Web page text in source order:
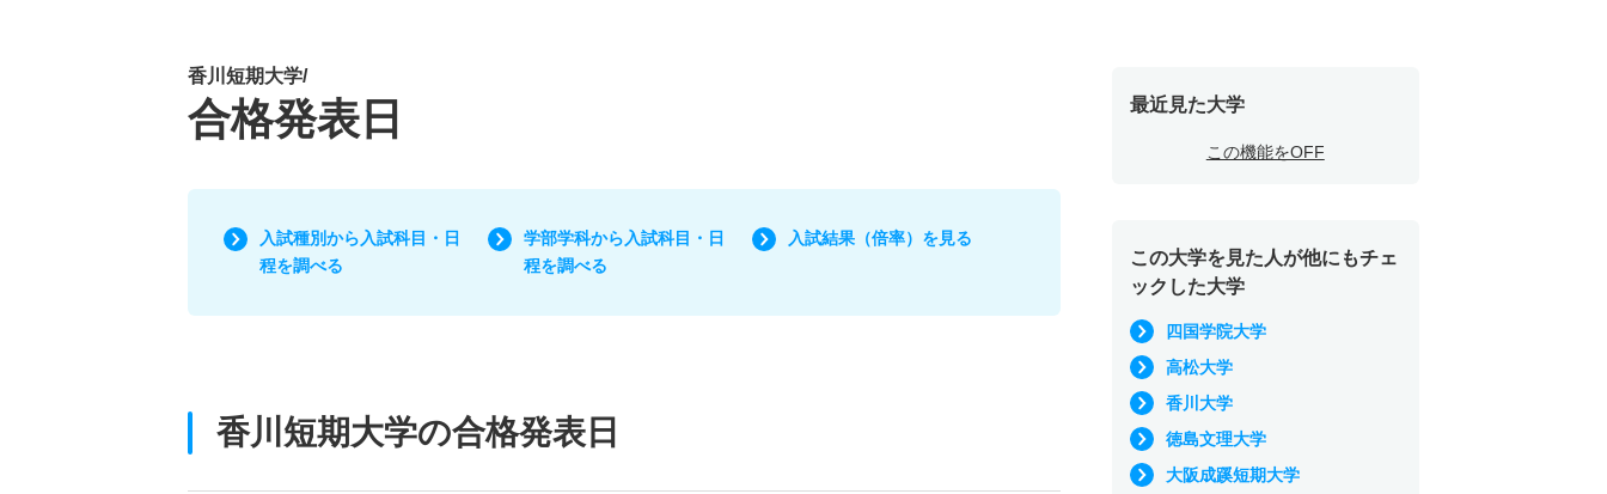
香川短期大学/
合格発表日
入試種別から入試科目・日
程を調べる
学部学科から入試科目・日
程を調べる
入試結果（倍率）を見る
香川短期大学の合格発表日
最近見た大学
この機能をOFF
この大学を見た人が他にもチェ
ックした大学
四国学院大学
高松大学
香川大学
徳島文理大学
大阪成蹊短期大学